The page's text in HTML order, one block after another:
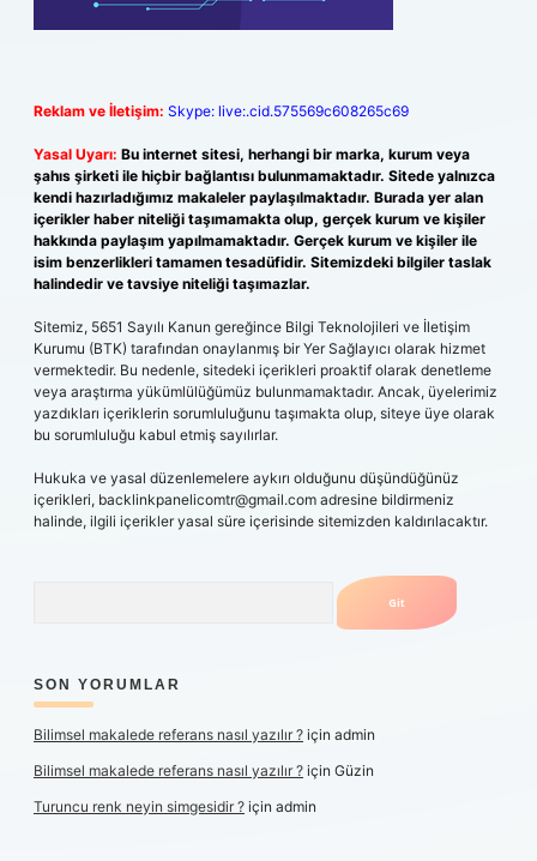
Reklam ve İletişim: Skype: live:.cid.575569c608265c69
Yasal Uyarı: Bu internet sitesi, herhangi bir marka, kurum veya
şahıs şirketi ile hiçbir bağlantısı bulunmamaktadır. Sitede yalnızca
kendi hazırladığımız makaleler paylaşılmaktadır. Burada yer alan
içerikler haber niteliği taşımamakta olup, gerçek kurum ve kişiler
hakkında paylaşım yapılmamaktadır. Gerçek kurum ve kişiler ile
isim benzerlikleri tamamen tesadüfidir. Sitemizdeki bilgiler taslak
halindedir ve tavsiye niteliği taşımazlar.
Sitemiz, 5651 Sayılı Kanun gereğince Bilgi Teknolojileri ve İletişim
Kurumu (BTK) tarafından onaylanmış bir Yer Sağlayıcı olarak hizmet
vermektedir. Bu nedenle, sitedeki içerikleri proaktif olarak denetleme
veya araştırma yükümlülüğümüz bulunmamaktadır. Ancak, üyelerimiz
yazdıkları içeriklerin sorumluluğunu taşımakta olup, siteye üye olarak
bu sorumluluğu kabul etmiş sayılırlar.
Hukuka ve yasal düzenlemelere aykırı olduğunu düşündüğünüz
içerikleri, backlinkpanelicomtr@gmail.com adresine bildirmeniz
halinde, ilgili içerikler yasal süre içerisinde sitemizden kaldırılacaktır.
SON YORUMLAR
Bilimsel makalede referans nasıl yazılır ? için admin
Bilimsel makalede referans nasıl yazılır ? için Güzin
Turuncu renk neyin simgesidir ? için admin